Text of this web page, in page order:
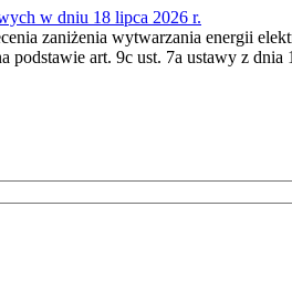
w dniu 18 lipca 2026 r.
zaniżenia wytwarzania energii
podstawie art. 9c ust. 7a ustawy z